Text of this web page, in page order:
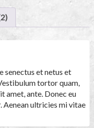
et netus et
tortor quam,
amet, ante. Donec eu
Aenean ultricies mi vitae